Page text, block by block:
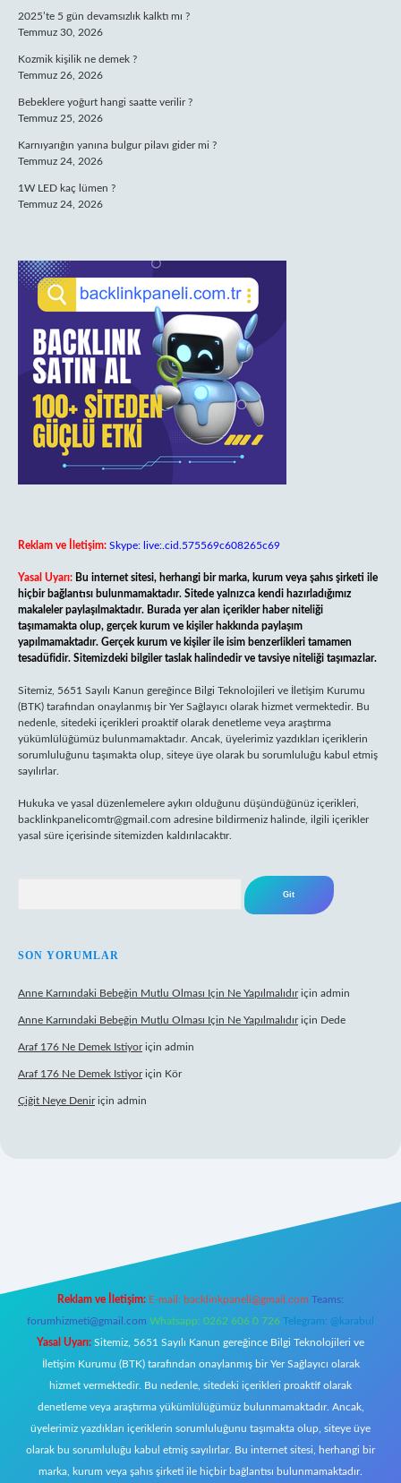
2025’te 5 gün devamsızlık kalktı mı ?
Temmuz 30, 2026
Kozmik kişilik ne demek ?
Temmuz 26, 2026
Bebeklere yoğurt hangi saatte verilir ?
Temmuz 25, 2026
Karnıyarığın yanına bulgur pilavı gider mi ?
Temmuz 24, 2026
1W LED kaç lümen ?
Temmuz 24, 2026
Reklam ve İletişim: Skype: live:.cid.575569c608265c69
Yasal Uyarı: Bu internet sitesi, herhangi bir marka, kurum veya şahıs şirketi ile
hiçbir bağlantısı bulunmamaktadır. Sitede yalnızca kendi hazırladığımız
makaleler paylaşılmaktadır. Burada yer alan içerikler haber niteliği
taşımamakta olup, gerçek kurum ve kişiler hakkında paylaşım
yapılmamaktadır. Gerçek kurum ve kişiler ile isim benzerlikleri tamamen
tesadüfidir. Sitemizdeki bilgiler taslak halindedir ve tavsiye niteliği taşımazlar.
Sitemiz, 5651 Sayılı Kanun gereğince Bilgi Teknolojileri ve İletişim Kurumu
(BTK) tarafından onaylanmış bir Yer Sağlayıcı olarak hizmet vermektedir. Bu
nedenle, sitedeki içerikleri proaktif olarak denetleme veya araştırma
yükümlülüğümüz bulunmamaktadır. Ancak, üyelerimiz yazdıkları içeriklerin
sorumluluğunu taşımakta olup, siteye üye olarak bu sorumluluğu kabul etmiş
sayılırlar.
Hukuka ve yasal düzenlemelere aykırı olduğunu düşündüğünüz içerikleri,
backlinkpanelicomtr@gmail.com adresine bildirmeniz halinde, ilgili içerikler
yasal süre içerisinde sitemizden kaldırılacaktır.
SON YORUMLAR
Anne Karnındaki Bebeğin Mutlu Olması Için Ne Yapılmalıdıriçin admin
Anne Karnındaki Bebeğin Mutlu Olması Için Ne Yapılmalıdıriçin Dede
Araf 176 Ne Demek Istiyoriçin admin
Araf 176 Ne Demek Istiyoriçin Kör
Çiğit Neye Deniriçin admin
Reklam ve İletişim: E-mail: backlinkpaneli@gmail.com Teams:
forumhizmeti@gmail.com Whatsapp: 0262 606 0 726 Telegram: @karabul
Yasal Uyarı: Sitemiz, 5651 Sayılı Kanun gereğince Bilgi Teknolojileri ve
İletişim Kurumu (BTK) tarafından onaylanmış bir Yer Sağlayıcı olarak
hizmet vermektedir. Bu nedenle, sitedeki içerikleri proaktif olarak
denetleme veya araştırma yükümlülüğümüz bulunmamaktadır. Ancak,
üyelerimiz yazdıkları içeriklerin sorumluluğunu taşımakta olup, siteye üye
olarak bu sorumluluğu kabul etmiş sayılırlar. Bu internet sitesi, herhangi bir
marka, kurum veya şahıs şirketi ile hiçbir bağlantısı bulunmamaktadır.